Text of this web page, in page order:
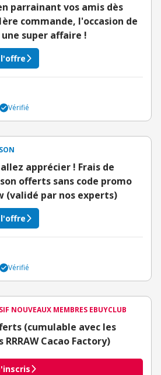
parrainant vos amis dès
commande, l'occasion de
super affaire !
Vérifié
apprécier ! Frais de
offerts sans code promo
(validé par nos experts)
Vérifié
NOUVEAUX MEMBRES EBUYCLUB
(cumulable avec les
RRRAW Cacao Factory)